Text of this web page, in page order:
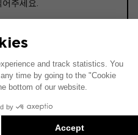
주세요.
시스템이 장착된 차량을
량에 특정 하이파이 옵션